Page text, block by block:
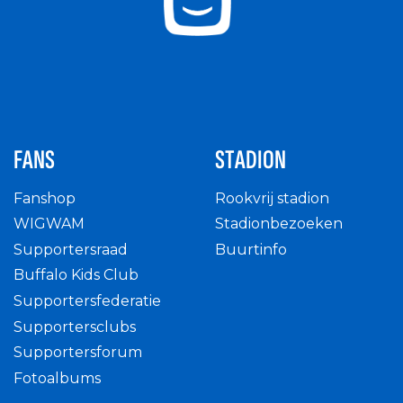
FANS
Fanshop
WIGWAM
Supportersraad
Buffalo Kids Club
Supportersfederatie
Supportersclubs
Supportersforum
Fotoalbums
STADION
Rookvrij stadion
Stadionbezoeken
Buurtinfo